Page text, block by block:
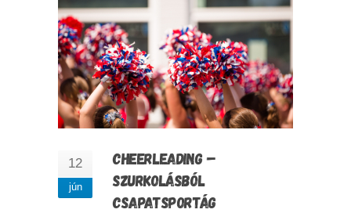
12
jún
CHEERLEADING –
SZURKOLÁSBÓL
CSAPATSPORTÁG